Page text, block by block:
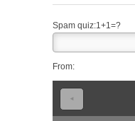
Spam quiz:1+1=?
From:
◄